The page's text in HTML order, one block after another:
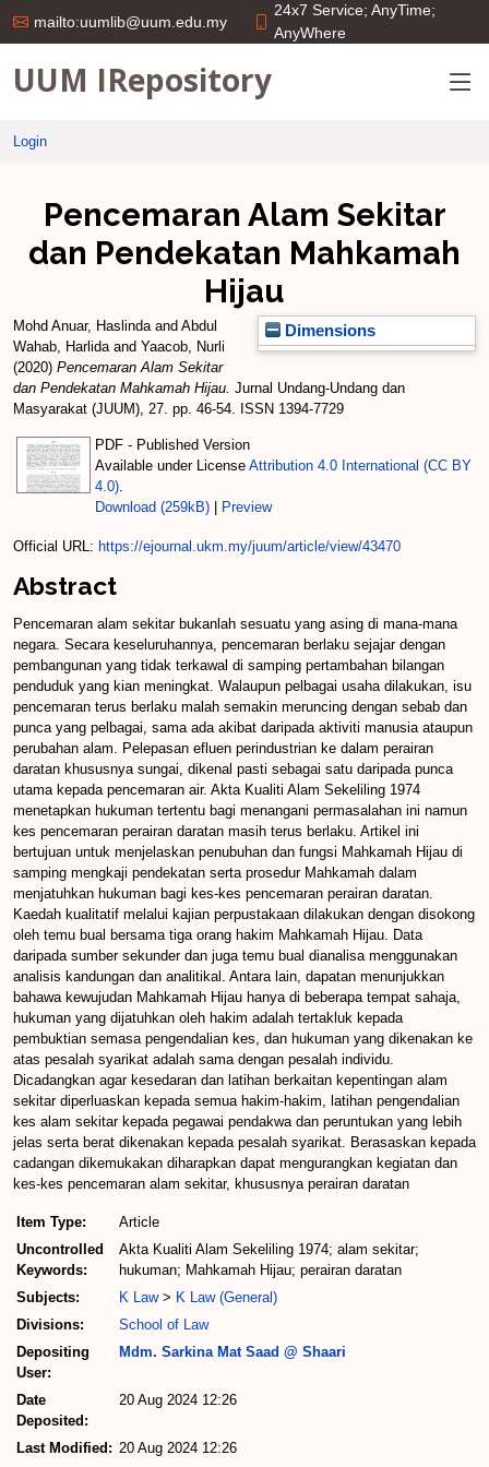
mailto:uumlib@uum.edu.my
24x7 Service; AnyTime;
AnyWhere
UUM IRepository
Login
Pencemaran Alam Sekitar
dan Pendekatan Mahkamah
Hijau
Dimensions
Mohd Anuar, Haslindaand Abdul
Wahab, Harlidaand Yaacob, Nurli
(2020) Pencemaran Alam Sekitar
dan Pendekatan Mahkamah Hijau. Jurnal Undang-Undang dan
Masyarakat (JUUM), 27. pp. 46-54. ISSN 1394-7729
PDF - Published Version
Available under License Attribution 4.0 International (CC BY
4.0)
Download (259kB)
Preview
Official URL: https://ejournal.ukm.my/juum/article/view/43470
Abstract
Pencemaran alam sekitar bukanlah sesuatu yang asing di mana-mana
negara. Secara keseluruhannya, pencemaran berlaku sejajar dengan
pembangunan yang tidak terkawal di samping pertambahan bilangan
penduduk yang kian meningkat. Walaupun pelbagai usaha dilakukan, isu
pencemaran terus berlaku malah semakin meruncing dengan sebab dan
punca yang pelbagai, sama ada akibat daripada aktiviti manusia ataupun
perubahan alam. Pelepasan efluen perindustrian ke dalam perairan
daratan khususnya sungai, dikenal pasti sebagai satu daripada punca
utama kepada pencemaran air. Akta Kualiti Alam Sekeliling 1974
menetapkan hukuman tertentu bagi menangani permasalahan ini namun
kes pencemaran perairan daratan masih terus berlaku. Artikel ini
bertujuan untuk menjelaskan penubuhan dan fungsi Mahkamah Hijau di
samping mengkaji pendekatan serta prosedur Mahkamah dalam
menjatuhkan hukuman bagi kes-kes pencemaran perairan daratan.
Kaedah kualitatif melalui kajian perpustakaan dilakukan dengan disokong
oleh temu bual bersama tiga orang hakim Mahkamah Hijau. Data
daripada sumber sekunder dan juga temu bual dianalisa menggunakan
analisis kandungan dan analitikal. Antara lain, dapatan menunjukkan
bahawa kewujudan Mahkamah Hijau hanya di beberapa tempat sahaja,
hukuman yang dijatuhkan oleh hakim adalah tertakluk kepada
pembuktian semasa pengendalian kes, dan hukuman yang dikenakan ke
atas pesalah syarikat adalah sama dengan pesalah individu.
Dicadangkan agar kesedaran dan latihan berkaitan kepentingan alam
sekitar diperluaskan kepada semua hakim-hakim, latihan pengendalian
kes alam sekitar kepada pegawai pendakwa dan peruntukan yang lebih
jelas serta berat dikenakan kepada pesalah syarikat. Berasaskan kepada
cadangan dikemukakan diharapkan dapat mengurangkan kegiatan dan
kes-kes pencemaran alam sekitar, khususnya perairan daratan
Item Type:
Article
Uncontrolled
Keywords:
Akta Kualiti Alam Sekeliling 1974; alam sekitar;
hukuman; Mahkamah Hijau; perairan daratan
Subjects:
K Law> K Law (General)
Divisions:
School of Law
Depositing
User:
Mdm. Sarkina Mat Saad @ Shaari
Date
Deposited:
20 Aug 2024 12:26
Last Modified: 20 Aug 2024 12:26